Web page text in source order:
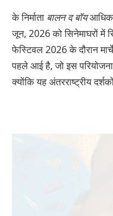
के निर्माता बालन द बॉय
जून, 2026 को सिनेमाघरों में
फेस्टिवल 2026 के दौरान
पहले आई है, जो इस
क्योंकि यह अंतरराष्ट्रीय